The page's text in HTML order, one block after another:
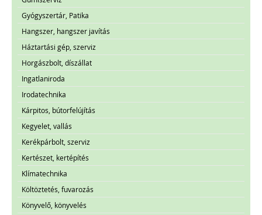
Gyógyszertár, Patika
Hangszer, hangszer javítás
Háztartási gép, szerviz
Horgászbolt, díszállat
Ingatlaniroda
Irodatechnika
Kárpitos, bútorfelújítás
Kegyelet, vallás
Kerékpárbolt, szerviz
Kertészet, kertépítés
Klímatechnika
Költöztetés, fuvarozás
Könyvelő, könyvelés